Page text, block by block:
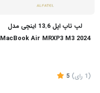
لپ تاپ اپل 13.6 اینچی مدل
MacBook Air MRXP3 M3 2024
(1 رای)
5